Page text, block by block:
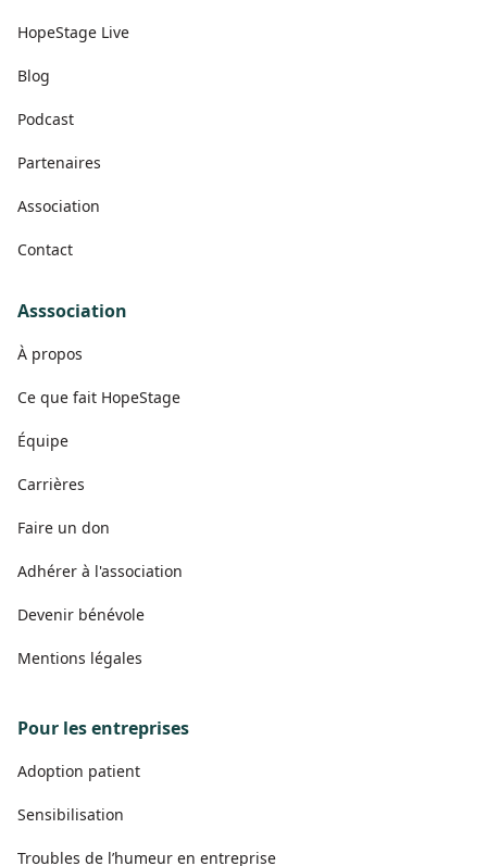
HopeStage Live
Blog
Podcast
Partenaires
Association
Contact
Asssociation
À propos
Ce que fait HopeStage
Équipe
Carrières
Faire un don
Adhérer à l'association
Devenir bénévole
Mentions légales
Pour les entreprises
Adoption patient
Sensibilisation
Troubles de l’humeur en entreprise